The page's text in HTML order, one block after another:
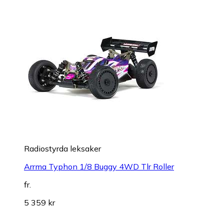
Radiostyrda leksaker
Arrma Typhon 1/8 Buggy 4WD Tlr Roller
fr.
5 359 kr